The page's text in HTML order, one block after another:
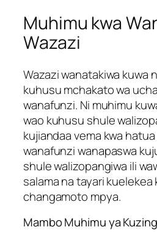
Muhimu kwa
Wazazi
Wazazi wanatakiwa kuwa
kuhusu mchakato wa
wanafunzi. Ni muhimu
wao kuhusu shule
kujiandaa vema kwa
wanafunzi wanapaswa
shule walizopangiwa ili
salama na tayari kuelekea
changamoto mpya.
Mambo Muhimu ya